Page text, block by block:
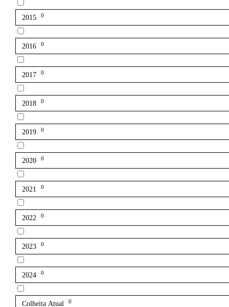
2015 0
2016 0
2017 0
2018 0
2019 0
2020 0
2021 0
2022 0
2023 0
2024 0
Colheita Atual 0